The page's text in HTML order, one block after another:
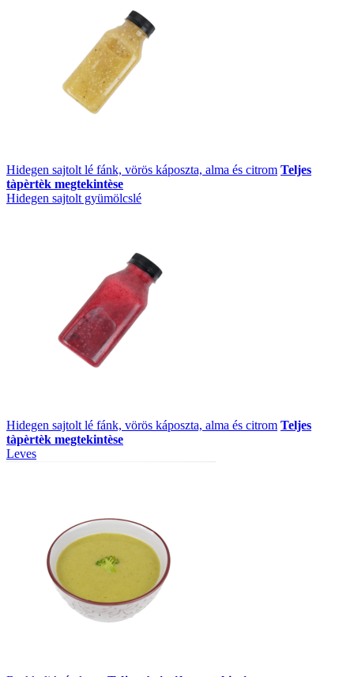
Hidegen sajtolt lé fánk, vörös káposzta, alma és citrom Teljes
tàpèrtèk megtekintèse
Hidegen sajtolt gyümölcslé
Hidegen sajtolt lé fánk, vörös káposzta, alma és citrom Teljes
tàpèrtèk megtekintèse
Leves